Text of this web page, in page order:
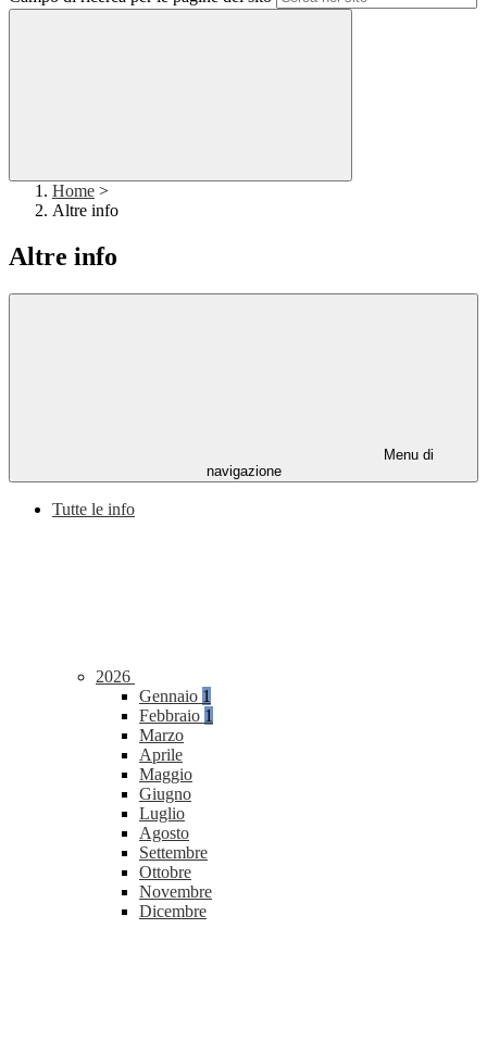
Home >
Altre info
Altre info
Menu di
navigazione
Tutte le info
2026
Gennaio 1
Febbraio 1
Marzo
Aprile
Maggio
Giugno
Luglio
Agosto
Settembre
Ottobre
Novembre
Dicembre